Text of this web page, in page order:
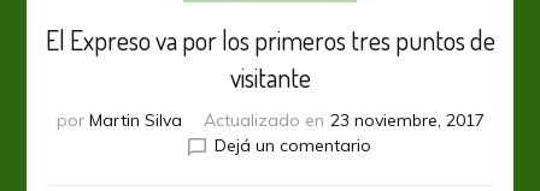
El Expreso va por los primeros tres puntos de
visitante
por Martin Silva Actualizado en 23 noviembre, 2017
Dejá un comentarioen